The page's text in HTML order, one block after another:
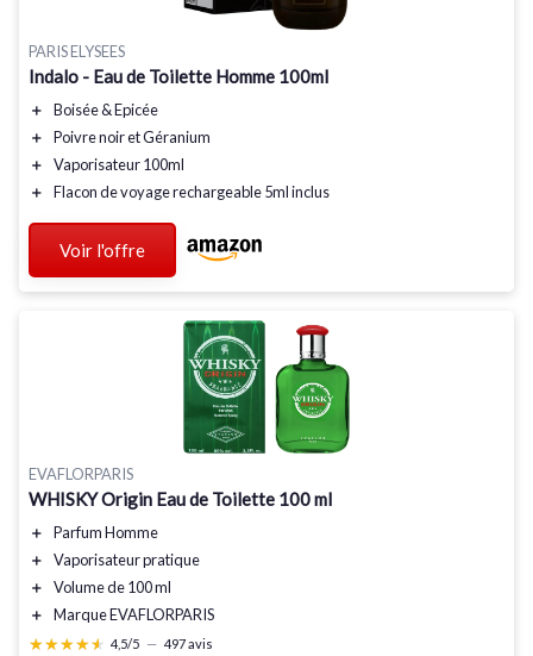
PARIS ELYSEES
Indalo - Eau de Toilette Homme 100ml
＋ Boisée&Epicée
＋
Poivre noiretGéranium
＋
Vaporisateur100ml
＋
Flacon de voyagerechargeable 5ml inclus
Voir l'offre
EVAFLORPARIS
WHISKY Origin Eau de Toilette 100 ml
＋
Parfum Homme
＋
Vaporisateur pratique
＋
Volume de 100 ml
＋
Marque EVAFLORPARIS
★★★★★
★★★★★ 4,5/5 — 497 avis